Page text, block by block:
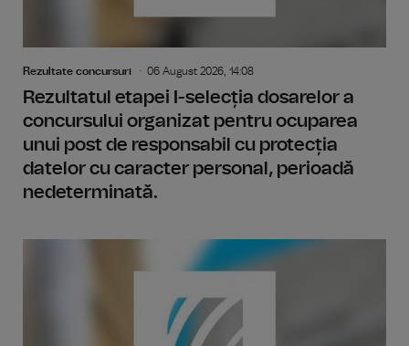
Rezultate concursuri 06 August 2026, 14:08
Rezultatul etapei I-selecția dosarelor a
concursului organizat pentru ocuparea
unui post de responsabil cu protecția
datelor cu caracter personal, perioadă
nedeterminată.